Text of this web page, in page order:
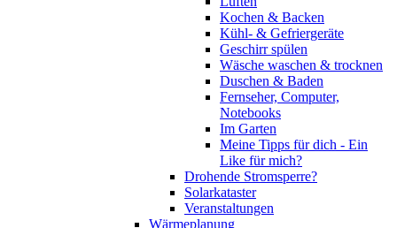
Kochen & Backen
Kühl- & Gefriergeräte
Geschirr spülen
Wäsche waschen & trocknen
Duschen & Baden
Fernseher, Computer,
Notebooks
Im Garten
Meine Tipps für dich - Ein
Like für mich?
Drohende Stromsperre?
Solarkataster
Veranstaltungen
Wärmeplanung